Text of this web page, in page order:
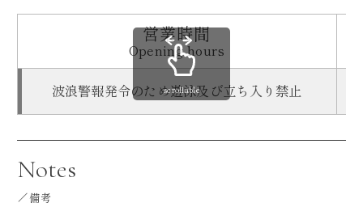
営業時間
Opening hours
波浪警報発令のため遊泳及び立ち入り禁止
scrollable
Notes
備考